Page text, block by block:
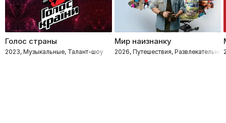
Голос страны
2023, Музыкальные, Талант-шоу
Мир наизнанку
2026, Путешествия, Развлекательное